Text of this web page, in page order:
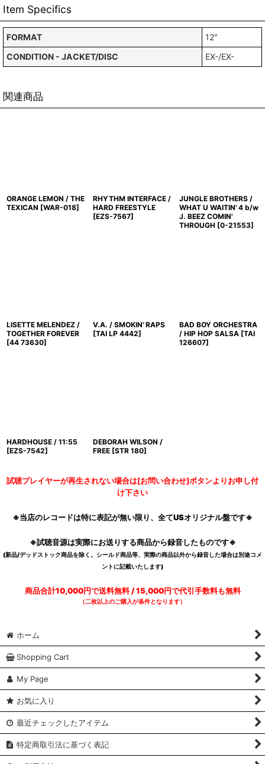
Item Specifics
FORMAT
12"
CONDITION - JACKET/DISC
EX-/EX-
関連商品
ORANGE LEMON / THE
TEXICAN [WAR-018]
RHYTHM INTERFACE /
HARD FREESTYLE
[EZS-7567]
JUNGLE BROTHERS /
WHAT U WAITIN' 4 b/w
J. BEEZ COMIN'
THROUGH [0-21553]
LISETTE MELENDEZ /
TOGETHER FOREVER
[44 73630]
V.A. / SMOKIN' RAPS
[TAI LP 4442]
BAD BOY ORCHESTRA
/ HIP HOP SALSA [TAI
126607]
HARDHOUSE / 11:55
[EZS-7542]
DEBORAH WILSON /
FREE [STR 180]
試聴プレイヤーが再生されない場合は[お問い合わせ]ボタンよりお申し付
け下さい
※当店のレコードは特に表記が無い限り、全てUSオリジナル盤です※
※試聴音源は実際にお送りする商品から録音したものです※
(新品/デッドストック商品を除く。シールド商品等、実際の商品以外から録音した場合は別途コメ
ントに記載いたします)
商品合計10,000円で送料無料 / 15,000円で代引手数料も無料
（二枚以上のご購入が条件となります）
ホーム
Shopping Cart
My Page
お気に入り
最近チェックしたアイテム
特定商取引法に基づく表記